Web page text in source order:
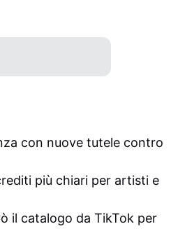
con nuove tutele contro
più chiari per artisti e
il catalogo da TikTok per